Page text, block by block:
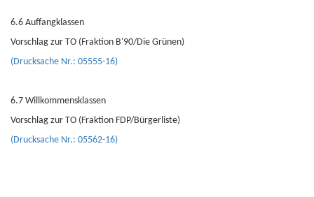
6.6 Auffangklassen
Vorschlag zur TO (Fraktion B'90/Die Grünen)
(Drucksache Nr.: 05555-16)
6.7 Willkommensklassen
Vorschlag zur TO (Fraktion FDP/Bürgerliste)
(Drucksache Nr.: 05562-16)